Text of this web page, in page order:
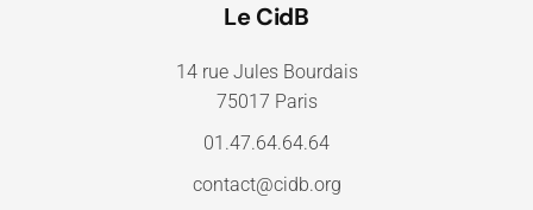
Le CidB
14 rue Jules Bourdais
75017 Paris
01.47.64.64.64
contact@cidb.org